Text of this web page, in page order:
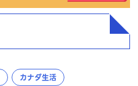
カナダ生活